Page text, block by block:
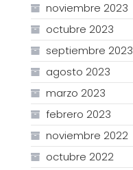
noviembre 2023
octubre 2023
septiembre 2023
agosto 2023
marzo 2023
febrero 2023
noviembre 2022
octubre 2022